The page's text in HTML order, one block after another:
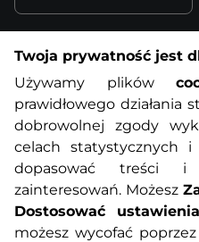
O nas
Polityka prywatności
Metody płatności
Twoja prywatność jest
Używamy plików
prawidłowego działania
dobrowolnej zgody
celach statystycznych
dopasować treści
zainteresowań. Możesz
Dostosować ustawienia
możesz wycofać